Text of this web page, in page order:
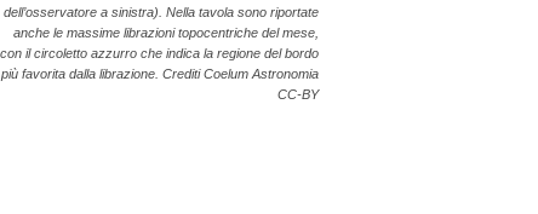
dell’osservatore a sinistra). Nella tavola sono riportate
anche le massime librazioni topocentriche del mese,
con il circoletto azzurro che indica la regione del bordo
più favorita dalla librazione. Crediti Coelum Astronomia
CC-BY